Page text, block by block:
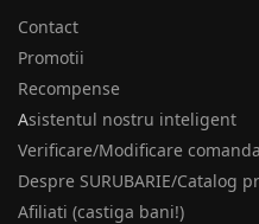
Contact
Promotii
Recompense
Asistentul nostru inteligent
Verificare/Modificare comanda
Despre SURUBARIE/Catalog
Afiliati (castiga bani!)